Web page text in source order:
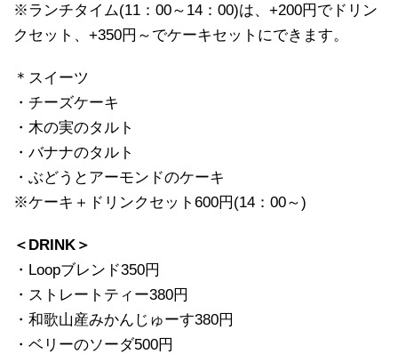
※ランチタイム(11：00～14：00)は、+200円でドリン
クセット、+350円～でケーキセットにできます。
＊スイーツ
・チーズケーキ
・木の実のタルト
・バナナのタルト
・ぶどうとアーモンドのケーキ
※ケーキ＋ドリンクセット600円(14：00～)
＜DRINK＞
・Loopブレンド350円
・ストレートティー380円
・和歌山産みかんじゅーす380円
・ベリーのソーダ500円